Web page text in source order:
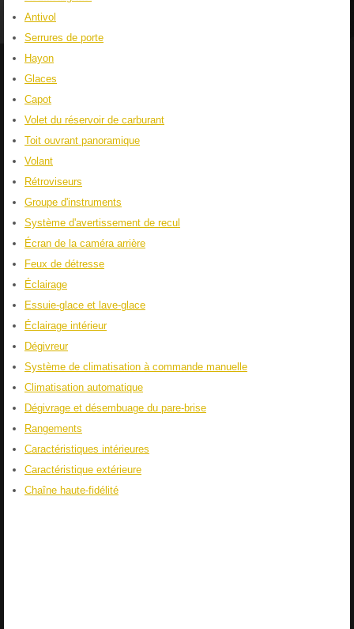
Antivol
Serrures de porte
Hayon
Glaces
Capot
Volet du réservoir de carburant
Toit ouvrant panoramique
Volant
Rétroviseurs
Groupe d'instruments
Système d'avertissement de recul
Écran de la caméra arrière
Feux de détresse
Éclairage
Essuie-glace et lave-glace
Éclairage intérieur
Dégivreur
Système de climatisation à commande manuelle
Climatisation automatique
Dégivrage et désembuage du pare-brise
Rangements
Caractéristiques intérieures
Caractéristique extérieure
Chaîne haute-fidélité